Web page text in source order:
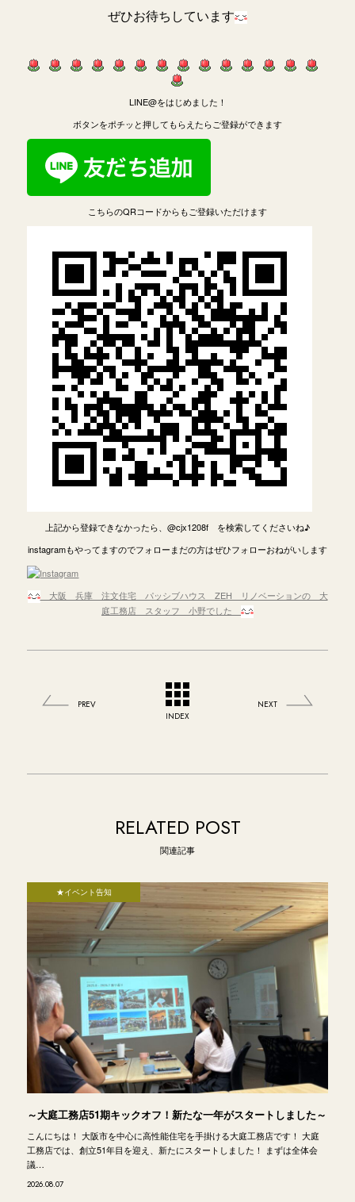
ぜひお待ちしています
LINE@をはじめました！
ボタンをポチッと押してもらえたらご登録ができます
こちらのQRコードからもご登録いただけます
上記から登録できなかったら、@cjx1208f を検索してくださいね♪
instagramもやってますのでフォローまだの方はぜひフォローおねがいします
大阪 兵庫 注文住宅 パッシブハウス ZEH リノベーションの 大
庭工務店 スタッフ 小野でした
PREV
INDEX
NEXT
RELATED POST
関連記事
★イベント告知
～大庭工務店51期キックオフ！新たな一年がスタートしました～
こんにちは！ 大阪市を中心に高性能住宅を手掛ける大庭工務店です！ 大庭
工務店では、創立51年目を迎え、新たにスタートしました！ まずは全体会
議…
2026.08.07